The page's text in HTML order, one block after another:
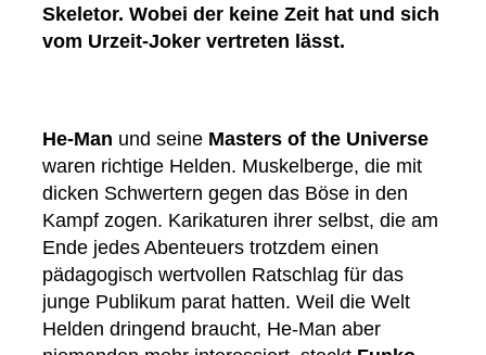
Skeletor. Wobei der keine Zeit hat und sich
vom Urzeit-Joker vertreten lässt.
He-Man und seine Masters of the Universe
waren richtige Helden. Muskelberge, die mit
dicken Schwertern gegen das Böse in den
Kampf zogen. Karikaturen ihrer selbst, die am
Ende jedes Abenteuers trotzdem einen
pädagogisch wertvollen Ratschlag für das
junge Publikum parat hatten. Weil die Welt
Helden dringend braucht, He-Man aber